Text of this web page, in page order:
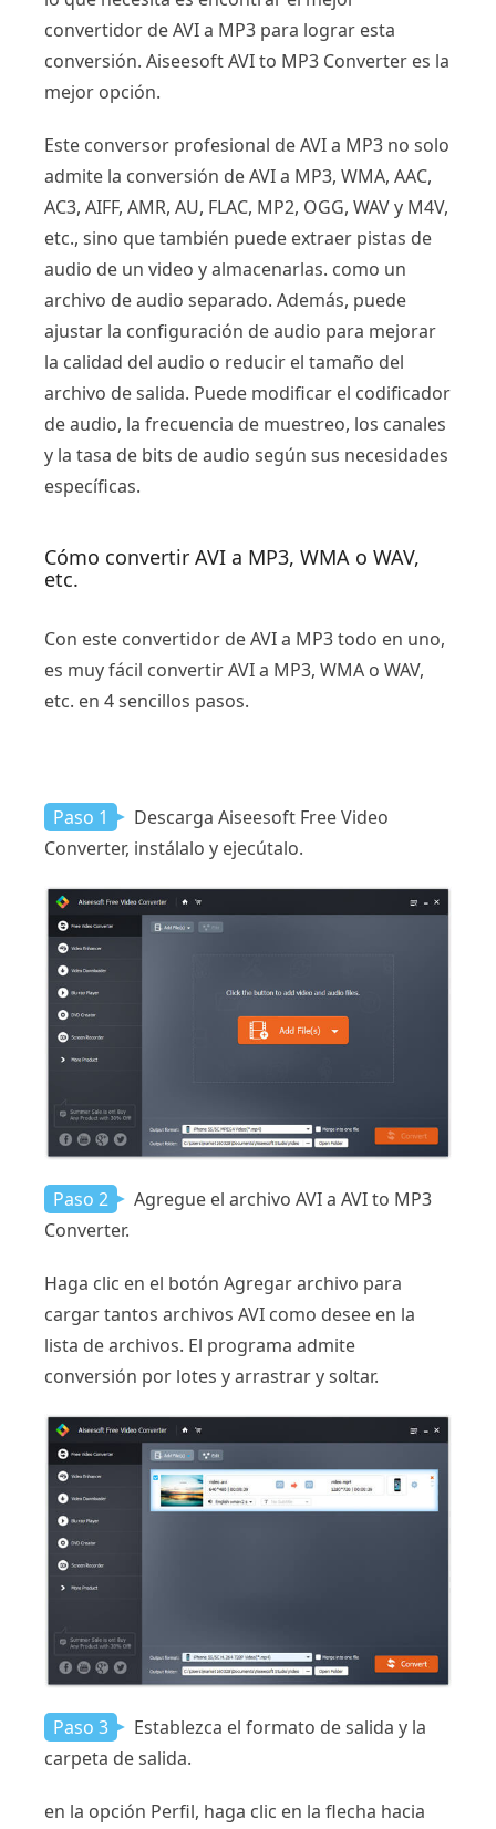
convertidor de AVI a MP3 para lograr esta
conversión. Aiseesoft AVI to MP3 Converter es la
mejor opción.
Este conversor profesional de AVI a MP3 no solo
admite la conversión de AVI a MP3, WMA, AAC,
AC3, AIFF, AMR, AU, FLAC, MP2, OGG, WAV y M4V,
etc., sino que también puede extraer pistas de
audio de un video y almacenarlas. como un
archivo de audio separado. Además, puede
ajustar la configuración de audio para mejorar
la calidad del audio o reducir el tamaño del
archivo de salida. Puede modificar el codificador
de audio, la frecuencia de muestreo, los canales
y la tasa de bits de audio según sus necesidades
específicas.
Cómo convertir AVI a MP3, WMA o WAV,
etc.
Con este convertidor de AVI a MP3 todo en uno,
es muy fácil convertir AVI a MP3, WMA o WAV,
etc. en 4 sencillos pasos.
Paso 1
Descarga Aiseesoft Free Video
Converter, instálalo y ejecútalo.
Paso 2
Agregue el archivo AVI a AVI to MP3
Converter.
Haga clic en el botón Agregar archivo para
cargar tantos archivos AVI como desee en la
lista de archivos. El programa admite
conversión por lotes y arrastrar y soltar.
Paso 3
Establezca el formato de salida y la
carpeta de salida.
en la opción Perfil, haga clic en la flecha hacia